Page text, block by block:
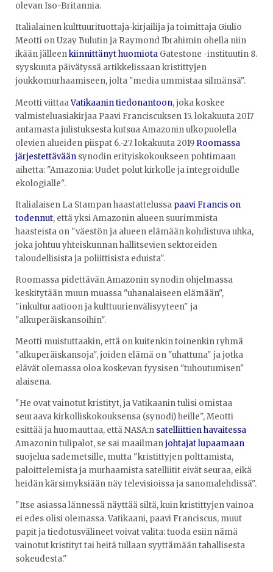
olevan Iso-Britannia.
Italialainen kulttuurituottaja-kirjailija ja toimittaja Giulio
Meotti on Uzay Bulutin ja Raymond Ibrahimin ohella niin
ikään jälleenkiinnittänyt huomiota Gatestone -instituutin 8.
syyskuuta päivätyssä artikkelissaan kristittyjen
joukkomurhaamiseen, jolta "media ummistaa silmänsä".
Meotti viittaaVatikaanin tiedonantoon, joka koskee
valmisteluasiakirjaa Paavi Franciscuksen 15. lokakuuta 2017
antamasta julistuksesta kutsua Amazonin ulkopuolella
olevien alueiden piispat 6.-27. lokakuuta 2019 Roomassa
järjestettävään synodin erityiskokoukseen pohtimaan
aihetta: "Amazonia: Uudet polut kirkolle ja integroidulle
ekologialle".
Italialaisen La Stampan haastattelussa paavi Francis on
todennut, että yksi Amazonin alueen suurimmista
haasteista on "väestön ja alueen elämään kohdistuva uhka,
joka johtuu yhteiskunnan hallitsevien sektoreiden
taloudellisista ja poliittisista eduista".
Roomassa pidettävän Amazonin synodin ohjelmassa
keskitytään muun muassa "uhanalaiseen elämään",
"inkulturaatioon ja kulttuurienvälisyyteen" ja
"alkuperäiskansoihin".
Meotti muistuttaakin, että on kuitenkin toinenkin ryhmä
"alkuperäiskansoja", joiden elämä on "uhattuna" ja jotka
elävät olemassa oloa koskevan fyysisen "tuhoutumisen"
alaisena.
"He ovat vainotut kristityt, ja Vatikaanin tulisi omistaa
seuraava kirkolliskokouksensa (synodi) heille", Meotti
esittää ja huomauttaa, että NASA:n satelliittien havaitessa
Amazonin tulipalot, se sai maailmanjohtajat lupaamaan
suojelua sademetsille, mutta "kristittyjen polttamista,
paloittelemista ja murhaamista satelliitit eivät seuraa, eikä
heidän kärsimyksiään näy televisioissa ja sanomalehdissä".
"Itse asiassa lännessä näyttää siltä, ​​kuin kristittyjen vainoa
ei edes olisi olemassa. Vatikaani, paavi Franciscus, muut
papit ja tiedotusvälineet voivat valita: tuoda esiin nämä
vainotut kristityt tai heitä tullaan syyttämään tahallisesta
sokeudesta."